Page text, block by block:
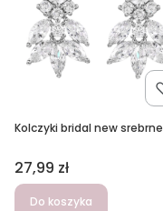
Kolczyki bridal new srebrne
Cena
27,99 zł
Do koszyka